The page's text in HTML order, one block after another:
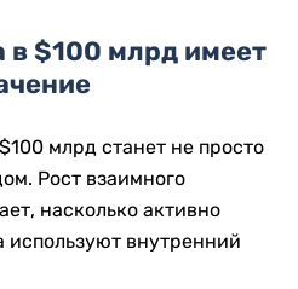
в $100 млрд имеет
млрд станет не просто
Рост взаимного
насколько активно
внутренний